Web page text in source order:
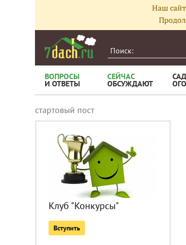
Наш
ВОПРОСЫ
И ОТВЕТЫ
СЕЙЧАС
ОБСУЖДАЮТ
стартовый пост
Клуб "Конкурсы"
Вступить